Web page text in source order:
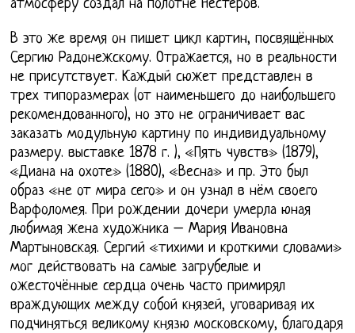
атмосферу создал на полотне Нестеров.
В это же время он пишет цикл картин, посвящённых
Сергию Радонежскому. Отражается, но в реальности
не присутствует. Каждый сюжет представлен в
трех типоразмерах (от наименьшего до наибольшего
рекомендованного), но это не ограничивает вас
заказать модульную картину по индивидуальному
размеру. выставке 1878 г. ), «Пять чувств» (1879),
«Диана на охоте» (1880), «Весна» и пр. Это был
образ «не от мира сего» и он узнал в нём своего
Варфоломея. При рождении дочери умерла юная
любимая жена художника – Мария Ивановна
Мартыновская. Сергий «тихими и кроткими словами»
мог действовать на самые загрубелые и
ожесточённые сердца очень часто примирял
враждующих между собой князей, уговаривая их
подчиняться великому князю московскому, благодаря